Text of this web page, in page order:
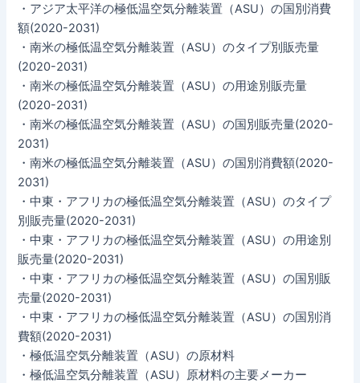
・アジア太平洋の極低温空気分離装置（ASU）の国別消費
額(2020-2031)
・南米の極低温空気分離装置（ASU）のタイプ別販売量
(2020-2031)
・南米の極低温空気分離装置（ASU）の用途別販売量
(2020-2031)
・南米の極低温空気分離装置（ASU）の国別販売量(2020-
2031)
・南米の極低温空気分離装置（ASU）の国別消費額(2020-
2031)
・中東・アフリカの極低温空気分離装置（ASU）のタイプ
別販売量(2020-2031)
・中東・アフリカの極低温空気分離装置（ASU）の用途別
販売量(2020-2031)
・中東・アフリカの極低温空気分離装置（ASU）の国別販
売量(2020-2031)
・中東・アフリカの極低温空気分離装置（ASU）の国別消
費額(2020-2031)
・極低温空気分離装置（ASU）の原材料
・極低温空気分離装置（ASU）原材料の主要メーカー